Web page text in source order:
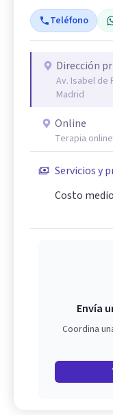
Teléfono
Dirección
Av. Isabel de
Madrid
Online
Terapia online
Servicios y
Costo
Envía
Coordina